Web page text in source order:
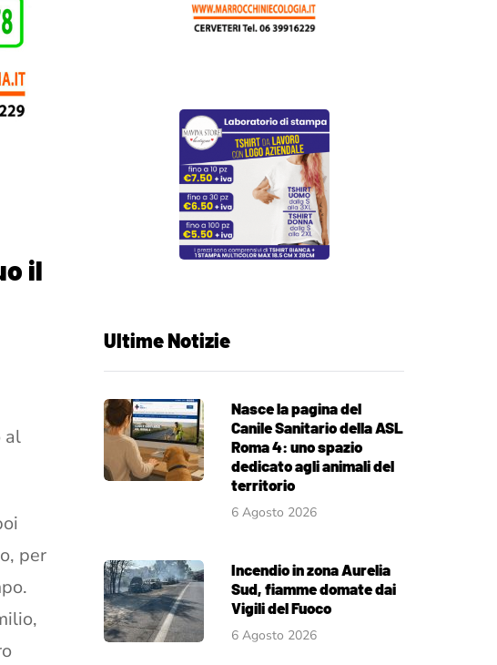
il
al
per
Ultime Notizie
Nasce la pagina del
Canile Sanitario della ASL
Roma 4: uno spazio
dedicato agli animali del
territorio
6 Agosto 2026
Incendio in zona Aurelia
Sud, fiamme domate dai
Vigili del Fuoco
6 Agosto 2026